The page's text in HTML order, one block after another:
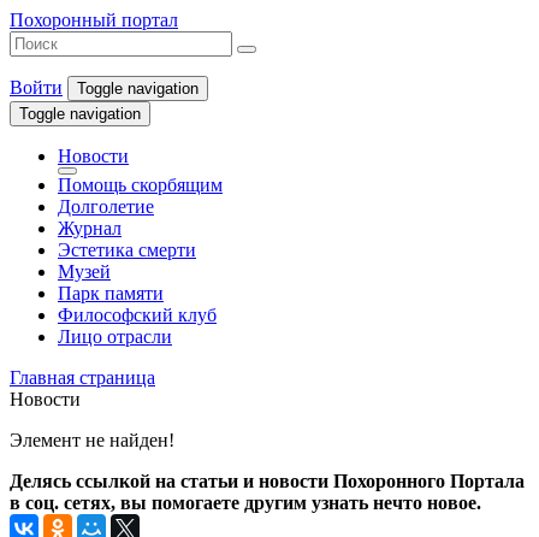
Похоронный портал
Войти
Toggle navigation
Toggle navigation
Новости
Помощь скорбящим
Долголетие
Журнал
Эстетика смерти
Музей
Парк памяти
Философский клуб
Лицо отрасли
Главная страница
Новости
Элемент не найден!
Делясь ссылкой на статьи и новости Похоронного Портала
в соц. сетях, вы помогаете другим узнать нечто новое.